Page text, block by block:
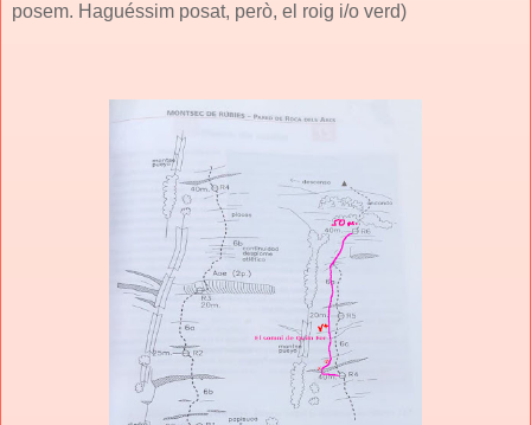
posem. Haguéssim posat, però, el roig i/o verd)